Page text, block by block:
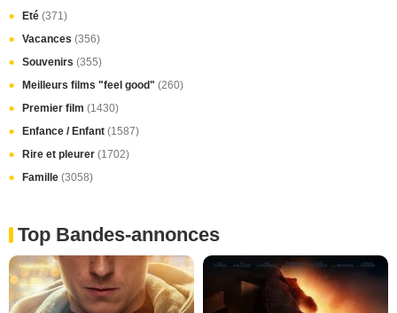
Eté (371)
Vacances (356)
Souvenirs (355)
Meilleurs films "feel good" (260)
Premier film (1430)
Enfance / Enfant (1587)
Rire et pleurer (1702)
Famille (3058)
Top Bandes-annonces